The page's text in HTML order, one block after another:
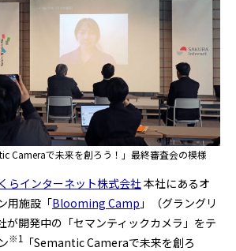
Cameraで未来を創ろう！」最終審査会の模様
らインターネット株式会社 本社にあるオ
用施設「Blooming Camp 」（グラングリ
が開発中の「セマンティックカメラ」をテ
※1
「Semantic Cameraで未来を創ろ